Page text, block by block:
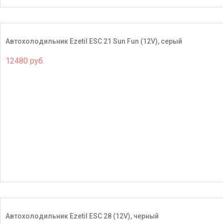
Автохолодильник Ezetil ESC 21 Sun Fun (12V), серый
12480 руб.
Автохолодильник Ezetil ESC 28 (12V), черный